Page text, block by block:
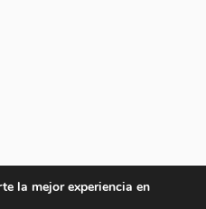
la mejor experiencia en